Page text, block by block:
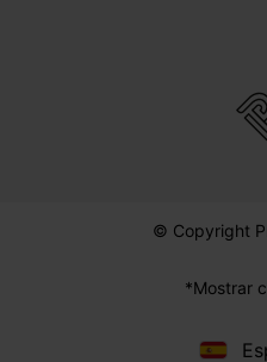
© Copyright
*Mostrar